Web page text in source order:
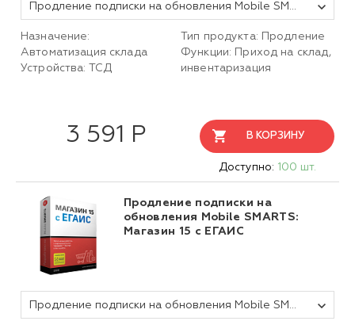
Продление подписки на обновления Mobile SMARTS Склад 15, БАЗОВЫЙ для любой поддерживаемой конфигурации 1С на 1 (один) год
Назначение:
Автоматизация склада
Устройства: ТСД
Тип продукта: Продление
Функции: Приход на склад,
инвентаризация
3 591 Р В КОРЗИНУ
Доступно: 100 шт.
Продление подписки на
обновления Mobile SMARTS:
Магазин 15 с ЕГАИС
Продление подписки на обновления Mobile SMARTS Магазин 15 с ЕГАИС, БАЗОВЫЙ для любой поддерживаемой конфигурации 1С на 1 (один) год